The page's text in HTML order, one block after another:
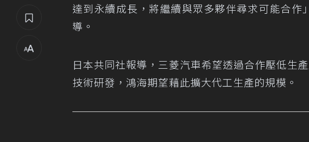
達到永續成長，將繼續與眾多夥伴尋求可能合
導。
日本共同社報導，三菱汽車希望透過合作壓低生
技術研發，鴻海期望藉此擴大代工生產的規模。